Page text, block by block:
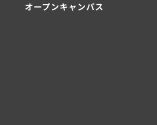
オープンキャンパス